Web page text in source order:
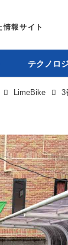
テクノロ
LimeBike 3